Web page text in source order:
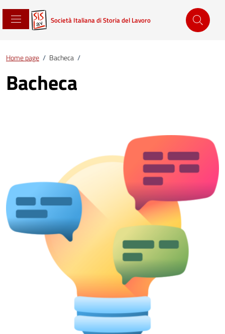
Società Italiana di Storia del Lavoro
Home page / Bacheca /
Bacheca